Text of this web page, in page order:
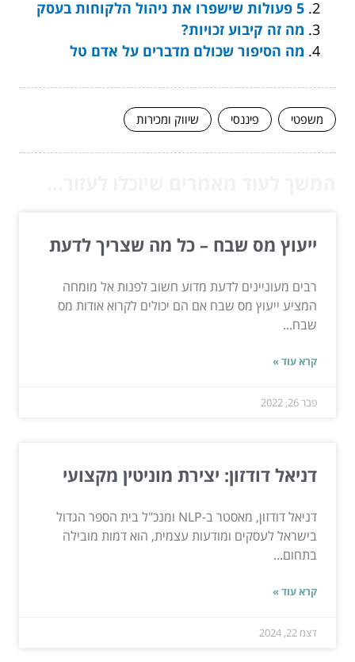
5 פעולות שישפרו את ניהול הלקוחות בעסק
מה זה קיבוע זכויות?
מה הסיפור שכולם מדברים על אדם טל
משפטי פיננסי שיווק ומכירות
ייעוץ מס שבח – כל מה שצריך לדעת
רבים מעוניינים לדעת מדוע חשוב לפנות אל מומחה
המציע ייעוץ מס שבח אם הם יכולים לקרוא אודות מס
שבח...
קרא עוד »
פבר 26, 2022
דניאל דודזון: יצירת מוניטין מקצועי
דניאל דודזון, מאסטר ב-NLP ומנכ"ל בית הספר הגדול
בישראל לעסקים ומודעות עצמית, הוא דמות מובילה
בתחום...
קרא עוד »
דצמ 22, 2024